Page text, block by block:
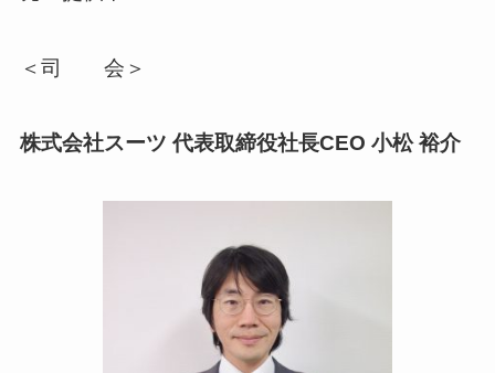
＜司 会＞
株式会社スーツ 代表取締役社長CEO 小松 裕介